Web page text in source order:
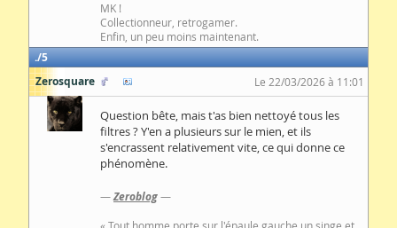
MK !
Collectionneur, retrogamer.
Enfin, un peu moins maintenant.
5
Zerosquare
Le 22/03/2026 à 11:01
Question bête, mais t'as bien nettoyé tous les
filtres ? Y'en a plusieurs sur le mien, et ils
s'encrassent relativement vite, ce qui donne ce
phénomène.
—Zeroblog—